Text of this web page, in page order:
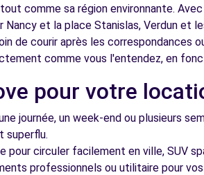
comme sa région environnante.
et la place Stanislas, Verdun et
de courir après les correspondances
comme vous l'entendez, en
pour votre
journée, un week-end ou plusieurs
superflu.
pour circuler facilement en ville, SUV
professionnels ou utilitaire pour